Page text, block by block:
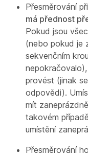
Přesměrování
má přednost
Pokud jsou
(nebo pokud je
sekvenčním
provést (jinak
odpovědi).
mít
takovém
umístění
Přesměrování